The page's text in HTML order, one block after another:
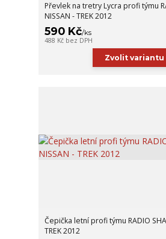
Převlek na tretry Lycra profi týmu
NISSAN - TREK 2012
590 Kč/ks
488 Kč bez DPH
Zvolit variantu
Čepička letní profi týmu RADIO
TREK 2012